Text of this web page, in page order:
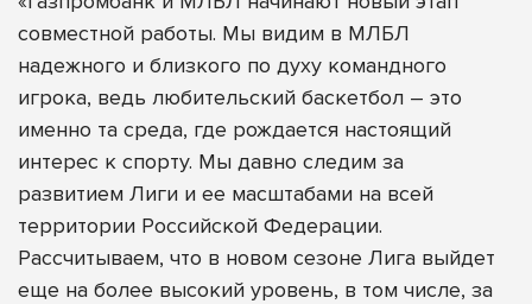
совместной работы. Мы видим в МЛБЛ
надежного и близкого по духу командного
игрока, ведь любительский баскетбол – это
именно та среда, где рождается настоящий
интерес к спорту. Мы давно следим за
развитием Лиги и ее масштабами на всей
территории Российской Федерации.
Рассчитываем, что в новом сезоне Лига выйдет
еще на более высокий уровень, в том числе, за